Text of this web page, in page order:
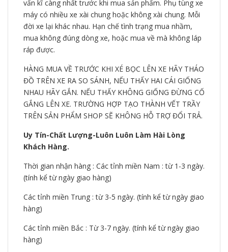
vấn kĩ càng nhất trước khi mua sản phẩm. Phụ tùng xe
máy có nhiều xe xài chung hoặc không xài chung. Mỗi
đời xe lại khác nhau. Hạn chế tình trạng mua nhầm,
mua không đúng dòng xe, hoặc mua về mà không láp
ráp được.
HÀNG MUA VỀ TRƯỚC KHI XÉ BỌC LÊN XE HÃY THÁO
ĐỒ TRÊN XE RA SO SÁNH, NẾU THẤY HAI CÁI GIỐNG
NHAU HÃY GẮN. NẾU THẤY KHÔNG GIỐNG ĐỪNG CỐ
GẮNG LÊN XE. TRƯỜNG HỢP TẠO THÀNH VẾT TRẦY
TRÊN SẢN PHẨM SHOP SẼ KHÔNG HỖ TRỢ ĐỔI TRẢ.
Uy Tín-Chất Lượng-Luôn Luôn Làm Hài Lòng
Khách Hàng.
Thời gian nhận hàng : Các tỉnh miền Nam : từ 1-3 ngày.
(tính kể từ ngày giao hàng)
Các tỉnh miền Trung : từ 3-5 ngày. (tính kể từ ngày giao
hàng)
Các tỉnh miền Bắc : Từ 3-7 ngày. (tính kể từ ngày giao
hàng)